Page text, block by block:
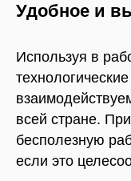
Удобное и
Используя в
всей стране.
бесполезную
если это